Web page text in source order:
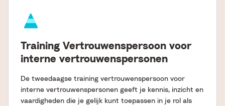
Training Vertrouwenspersoon voor
interne vertrouwenspersonen
De tweedaagse training vertrouwenspersoon voor
interne vertrouwenspersonen geeft je kennis, inzicht en
vaardigheden die je gelijk kunt toepassen in je rol als